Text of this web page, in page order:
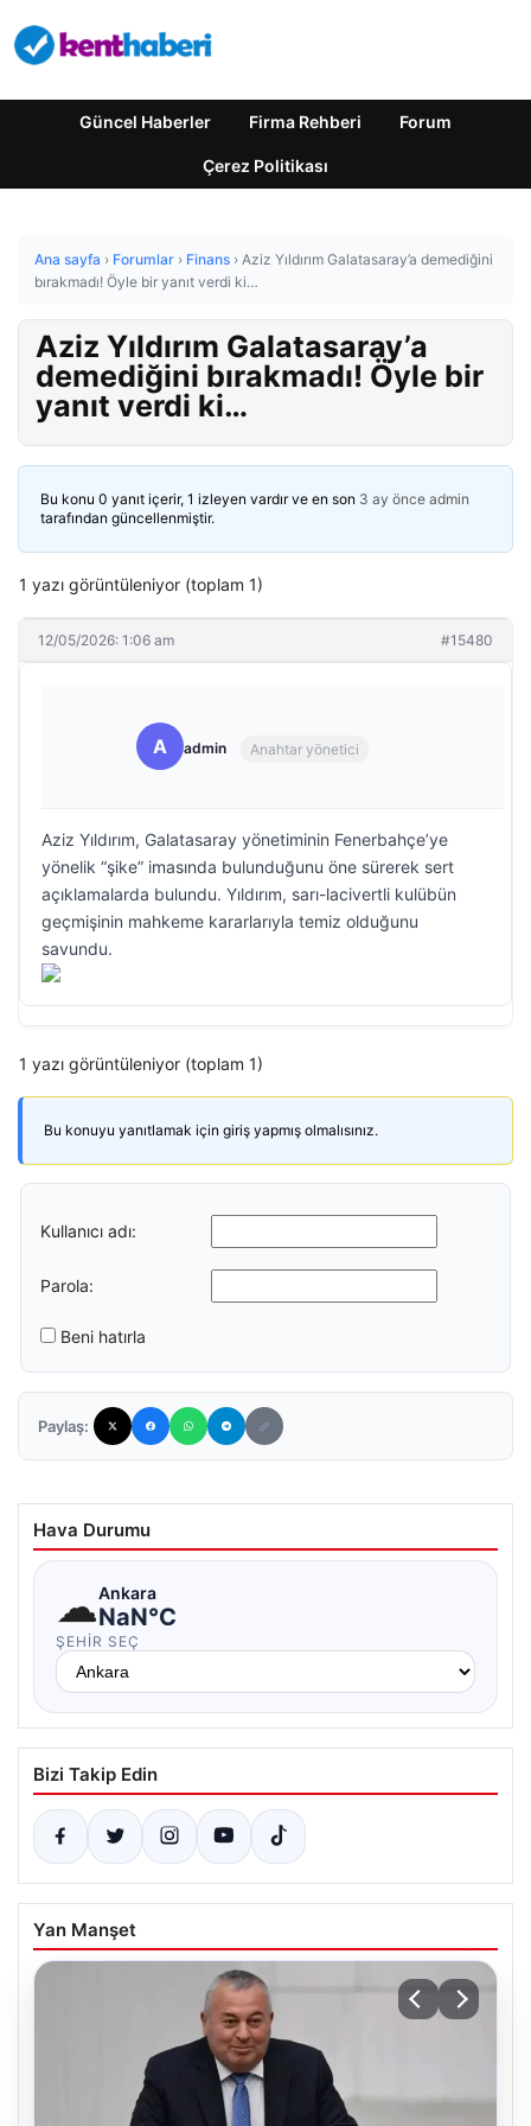
Güncel Haberler Firma Rehberi Forum
Çerez Politikası
Ana sayfa › Forumlar › Finans › Aziz Yıldırım Galatasaray’a demediğini
bırakmadı! Öyle bir yanıt verdi ki…
Aziz Yıldırım Galatasaray’a
demediğini bırakmadı! Öyle bir
yanıt verdi ki…
Bu konu 0 yanıt içerir, 1 izleyen vardır ve en son 3 ay önce admin
tarafından güncellenmiştir.
1 yazı görüntüleniyor (toplam 1)
12/05/2026: 1:06 am #15480
A admin Anahtar yönetici
Aziz Yıldırım, Galatasaray yönetiminin Fenerbahçe’ye
yönelik “şike” imasında bulunduğunu öne sürerek sert
açıklamalarda bulundu. Yıldırım, sarı-lacivertli kulübün
geçmişinin mahkeme kararlarıyla temiz olduğunu
savundu.
1 yazı görüntüleniyor (toplam 1)
Bu konuyu yanıtlamak için giriş yapmış olmalısınız.
Kullanıcı adı:
Parola:
Beni hatırla
Paylaş:
Hava Durumu
☁Ankara
NaN°C
ŞEHIR SEÇ
Bizi Takip Edin
Yan Manşet